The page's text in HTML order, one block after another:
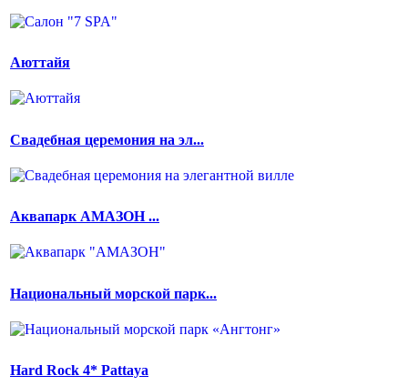
Аюттайя
Свадебная церемония на эл...
Аквапарк АМАЗОН ...
Национальный морской парк...
Hard Rock 4* Pattaya